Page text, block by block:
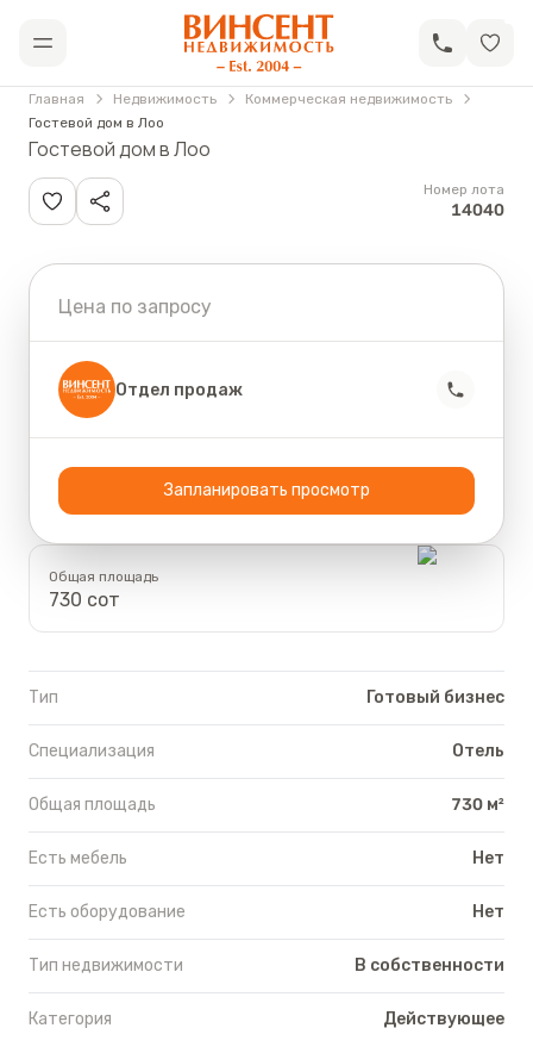
Открыть меню
АН «Винсент Недвижимость»
Главная Недвижимость
Коммерческая недвижимость
Гостевой дом в Лоо
Гостевой дом в Лоо
Номер лота
14040
Общая площадь
730 сот
Тип Готовый бизнес
Специализация Отель
Общая площадь 730 м²
Есть мебель Нет
Есть оборудование Нет
Тип недвижимости В собственности
Категория Действующее
Цена по запросу
Отдел продаж
Запланировать просмотр